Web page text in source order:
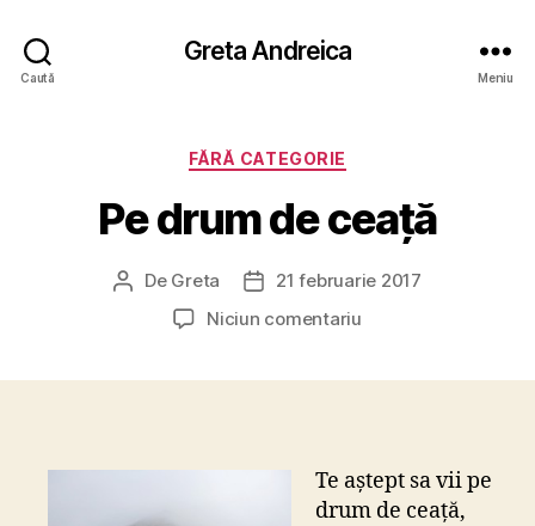
Caută
Greta Andreica
Meniu
Categorii
FĂRĂ CATEGORIE
Pe drum de ceață
Autor
articol
De Greta
Dată21 februarie 2017
Niciun comentariula
Te aștept sa vii pe
drum de ceață,